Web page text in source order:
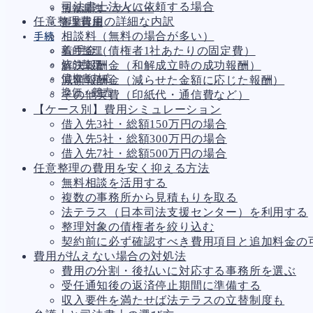
情報漏洩・サイバー
事業再編
手続
私的整理
法的整理
債権者対応
換価・競売
696
資金繰り193
融資308
資産売却195
1,098
差押・強制執行231
法令違反・行政処分317
訴訟・不正279
損害賠償・知的財産271
157
ガバナンス90
再建準備67
司法書士法人に依頼する場合
任意整理費用の詳細な内訳
相談料（無料の場合が多い）
着手金（債権者1社あたりの固定費）
解決報酬金（和解成立時の成功報酬）
減額報酬金（減らせた金額に応じた報酬）
その他実費（印紙代・通信費など）
【ケース別】費用シミュレーション
借入先3社・総額150万円の場合
借入先5社・総額300万円の場合
借入先7社・総額500万円の場合
任意整理の費用を安く抑える方法
無料相談を活用する
複数の事務所から見積もりを取る
法テラス（日本司法支援センター）を利用する
整理対象の債権者を絞り込む
契約前に必ず確認すべき費用項目と追加料金の
費用が払えない場合の対処法
費用の分割・後払いに対応する事務所を選ぶ
受任通知後の返済停止期間に準備する
収入要件を満たせば法テラスの立替制度も